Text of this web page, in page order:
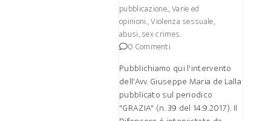
pubblicazione.,Varie ed
opinioni.,Violenza sessuale,
abusi, sex crimes.
0 Commenti
Pubblichiamo qui l'intervento
dell'Avv. Giuseppe Maria de Lalla
pubblicato sul periodico
"GRAZIA" (n. 39 del 14.9.2017). Il